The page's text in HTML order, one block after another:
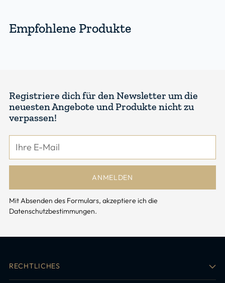
Empfohlene Produkte
Registriere dich für den Newsletter um die
neuesten Angebote und Produkte nicht zu
verpassen!
Ihre
Mail
ANMELDEN
Mit Absenden des Formulars, akzeptiere ich die
Datenschutzbestimmungen.
RECHTLICHES